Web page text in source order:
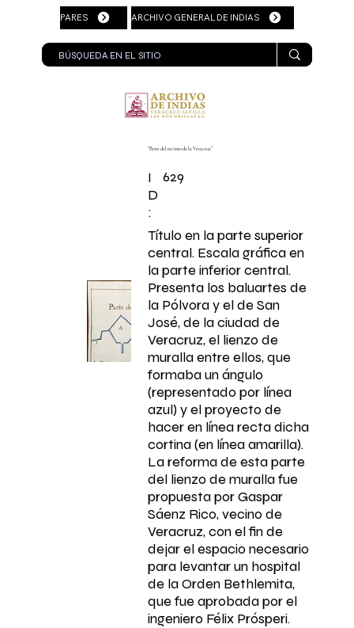
PARES ARCHIVO GENERAL DE INDIAS
"Parte del recinto de la Veracruz"
I
D
:
629
Título en la parte superior
central. Escala gráfica en
la parte inferior central.
Presenta los baluartes de
la Pólvora y el de San
José, de la ciudad de
Veracruz, el lienzo de
muralla entre ellos, que
formaba un ángulo
(representado por línea
azul) y el proyecto de
hacer en línea recta dicha
cortina (en línea amarilla).
La reforma de esta parte
del lienzo de muralla fue
propuesta por Gaspar
Sáenz Rico, vecino de
Veracruz, con el fin de
dejar el espacio necesario
para levantar un hospital
de la Orden Bethlemita,
que fue aprobada por el
ingeniero Félix Prósperi.